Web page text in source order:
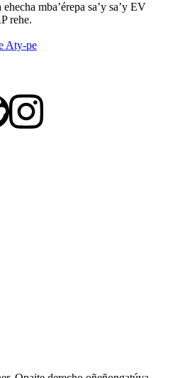
mba’érepa sa’y sa’y EV
rehe.
Aty-pe